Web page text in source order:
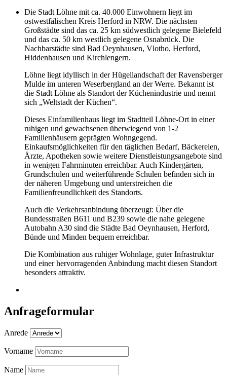
Die Stadt Löhne mit ca. 40.000 Einwohnern liegt im
ostwestfälischen Kreis Herford in NRW. Die nächsten
Großstädte sind das ca. 25 km südwestlich gelegene Bielefeld
und das ca. 50 km westlich gelegene Osnabrück. Die
Nachbarstädte sind Bad Oeynhausen, Vlotho, Herford,
Hiddenhausen und Kirchlengern.
Löhne liegt idyllisch in der Hügellandschaft der Ravensberger
Mulde im unteren Weserbergland an der Werre. Bekannt ist
die Stadt Löhne als Standort der Küchenindustrie und nennt
sich „Weltstadt der Küchen“.
Dieses Einfamilienhaus liegt im Stadtteil Löhne-Ort in einer
ruhigen und gewachsenen überwiegend von 1-2
Familienhäusern geprägten Wohngegend.
Einkaufsmöglichkeiten für den täglichen Bedarf, Bäckereien,
Ärzte, Apotheken sowie weitere Dienstleistungsangebote sind
in wenigen Fahrminuten erreichbar. Auch Kindergärten,
Grundschulen und weiterführende Schulen befinden sich in
der näheren Umgebung und unterstreichen die
Familienfreundlichkeit des Standorts.
Auch die Verkehrsanbindung überzeugt: Über die
Bundesstraßen B611 und B239 sowie die nahe gelegene
Autobahn A30 sind die Städte Bad Oeynhausen, Herford,
Bünde und Minden bequem erreichbar.
Die Kombination aus ruhiger Wohnlage, guter Infrastruktur
und einer hervorragenden Anbindung macht diesen Standort
besonders attraktiv.
Anfrageformular
Anrede
Vorname
Name